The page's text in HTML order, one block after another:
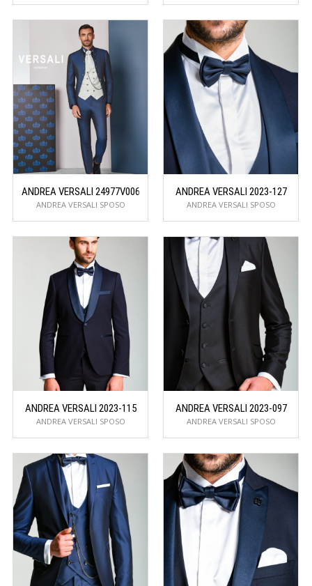
ANDREA VERSALI 24977V006
ANDREA VERSALI SPOSO
ANDREA VERSALI 2023-127
ANDREA VERSALI SPOSO
ANDREA VERSALI 2023-115
ANDREA VERSALI SPOSO
ANDREA VERSALI 2023-097
ANDREA VERSALI SPOSO